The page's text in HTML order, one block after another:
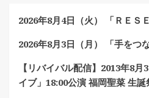
2026年8月4日（火） 「ＲＥＳ
2026年8月3日（月） 「手をつ
【リバイバル配信】2013年8
イブ」18:00公演 福岡聖菜 生誕